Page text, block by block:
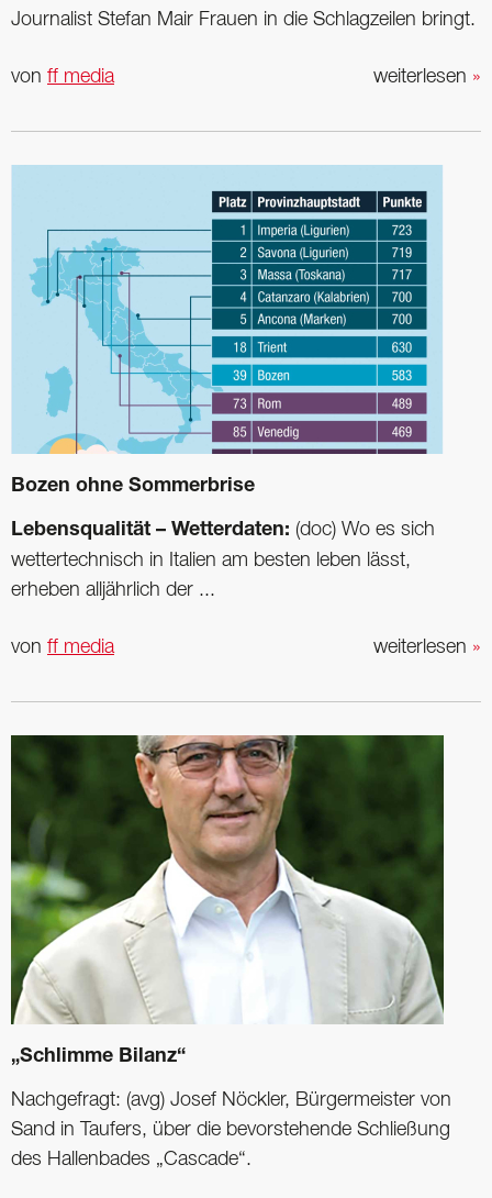
Journalist Stefan Mair Frauen in die Schlagzeilen bringt.
weiterlesen »
von ff media
Bozen ohne Sommerbrise
Lebensqualität – Wetterdaten: (doc) Wo es sich
wettertechnisch in Italien am besten leben lässt,
erheben alljährlich der ...
weiterlesen »
von ff media
„Schlimme Bilanz“
Nachgefragt: (avg) Josef Nöckler, Bürgermeister von
Sand in Taufers, über die bevorstehende Schließung
des Hallenbades „Cascade“.